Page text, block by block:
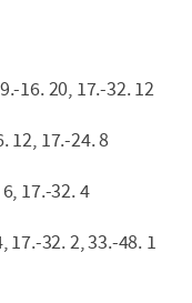
16. 20, 17.-32. 12
12, 17.-24. 8
17.-32. 4
17.-32. 2, 33.-48. 1